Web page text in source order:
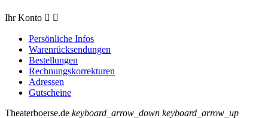
Ihr Konto  
Persönliche Infos
Warenrücksendungen
Bestellungen
Rechnungskorrekturen
Adressen
Gutscheine
Theaterboerse.de keyboard_arrow_down keyboard_arrow_up